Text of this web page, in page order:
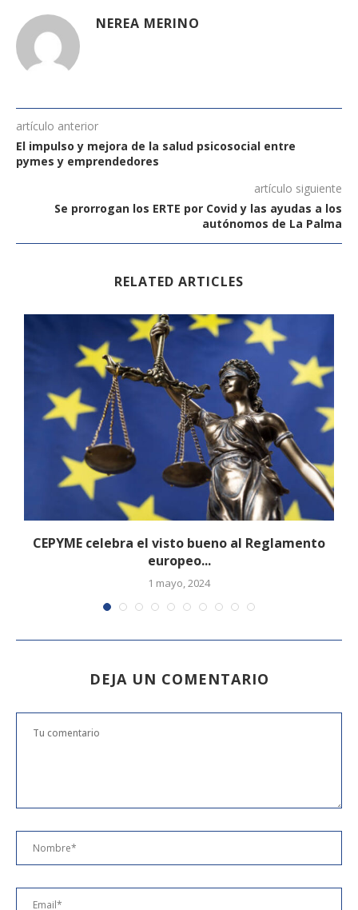
NEREA MERINO
artículo anterior
El impulso y mejora de la salud psicosocial entre
pymes y emprendedores
artículo siguiente
Se prorrogan los ERTE por Covid y las ayudas a los
autónomos de La Palma
RELATED ARTICLES
CEPYME celebra el visto bueno al Reglamento
europeo...
1 mayo, 2024
DEJA UN COMENTARIO